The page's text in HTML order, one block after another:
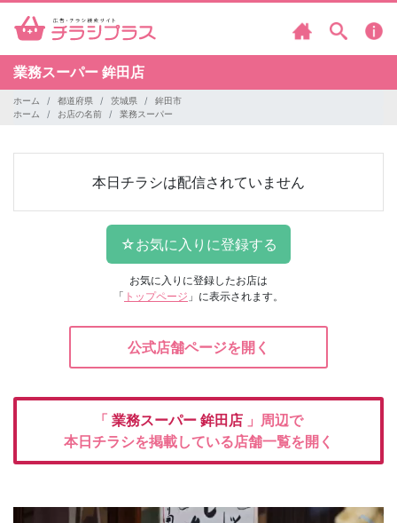
業務スーパー 鉾田店
ホーム 都道府県 茨城県
鉾田市
ホーム
お店の名前 業務スーパー
本日チラシは配信されていません
お気に入りに登録したお店は
「 トップページ 」に表示されます。
公式店舗ページを開く
「 業務スーパー 鉾田店 」周辺で
本日チラシを掲載している店舗一覧を開く